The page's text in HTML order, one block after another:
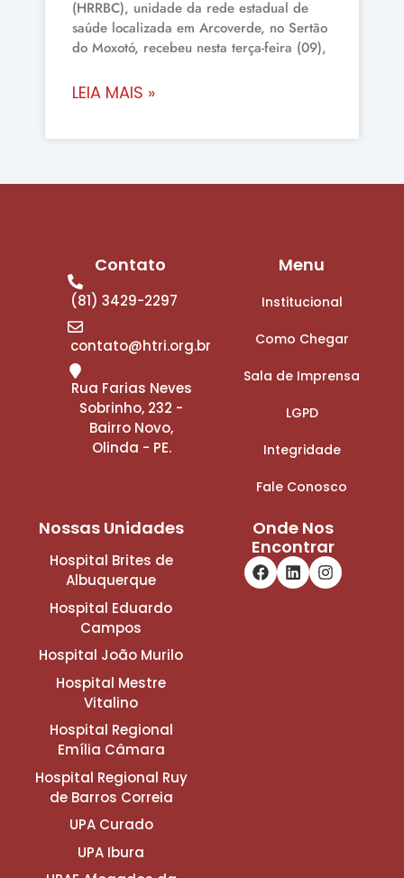
(HRRBC), unidade da rede estadual de
saúde localizada em Arcoverde, no Sertão
do Moxotó, recebeu nesta terça-feira (09),
LEIA MAIS »
Contato
(81) 3429-2297
contato@htri.org.br
Rua Farias Neves
Sobrinho, 232 -
Bairro Novo,
Olinda - PE.
Menu
Institucional
Como Chegar
Sala de Imprensa
LGPD
Integridade
Fale Conosco
Nossas Unidades
Hospital Brites de
Albuquerque
Hospital Eduardo
Campos
Hospital João Murilo
Hospital Mestre
Vitalino
Hospital Regional
Emília Câmara
Hospital Regional Ruy
de Barros Correia
UPA Curado
UPA Ibura
Onde Nos
Encontrar